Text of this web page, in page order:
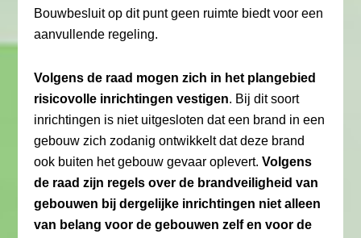
Bouwbesluit op dit punt geen ruimte biedt voor een
aanvullende regeling.
Volgens de raad mogen zich in het plangebied
risicovolle inrichtingen vestigen. Bij dit soort
inrichtingen is niet uitgesloten dat een brand in een
gebouw zich zodanig ontwikkelt dat deze brand
ook buiten het gebouw gevaar oplevert.Volgens
de raad zijn regels over de brandveiligheid van
gebouwen bij dergelijke inrichtingen niet alleen
van belang voor de gebouwen zelf en voor de